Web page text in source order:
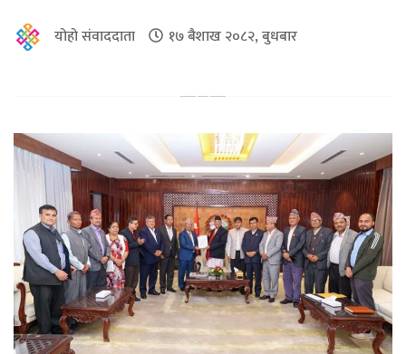
योहो संवाददाता १७ बैशाख २०८२, बुधबार